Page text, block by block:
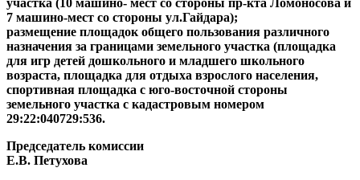
участка (10 машино- мест со стороны пр-кта Ломоносова и
7 машино-мест со стороны ул.Гайдара);
размещение площадок общего пользования различного
назначения за границами земельного участка (площадка
для игр детей дошкольного и младшего школьного
возраста, площадка для отдыха взрослого населения,
спортивная площадка с юго-восточной стороны
земельного участка с кадастровым номером
29:22:040729:536.
Председатель комиссии
Е.В. Петухова